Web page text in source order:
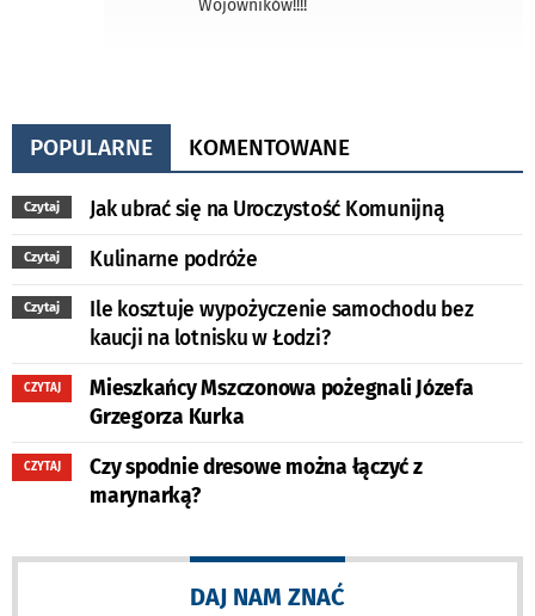
Wojowników!!!!
POPULARNE KOMENTOWANE
Czytaj Jak ubrać się na Uroczystość Komunijną
Czytaj Kulinarne podróże
Czytaj
Ile kosztuje wypożyczenie samochodu bez
kaucji na lotnisku w Łodzi?
CZYTAJ
Mieszkańcy Mszczonowa pożegnali Józefa
Grzegorza Kurka
CZYTAJ
Czy spodnie dresowe można łączyć z
marynarką?
DAJ NAM ZNAĆ